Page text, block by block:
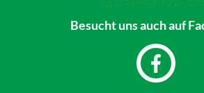
Besucht unsauch auf